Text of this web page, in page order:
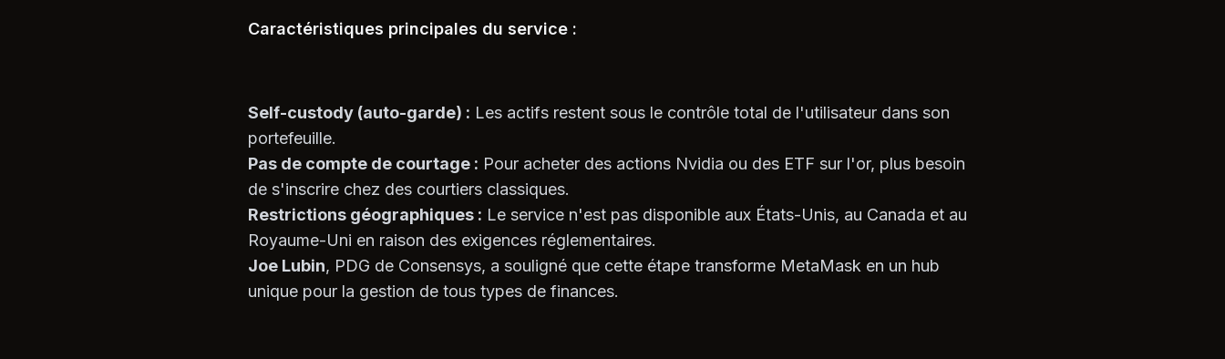
Caractéristiques principales du service :
Self-custody (auto-garde) : Les actifs restent sous le contrôle total de l'utilisateur dans son
portefeuille.
Pas de compte de courtage : Pour acheter des actions Nvidia ou des ETF sur l'or, plus besoin
de s'inscrire chez des courtiers classiques.
Restrictions géographiques : Le service n'est pas disponible aux États-Unis, au Canada et au
Royaume-Uni en raison des exigences réglementaires.
Joe Lubin, PDG de Consensys, a souligné que cette étape transforme MetaMask en un hub
unique pour la gestion de tous types de finances.